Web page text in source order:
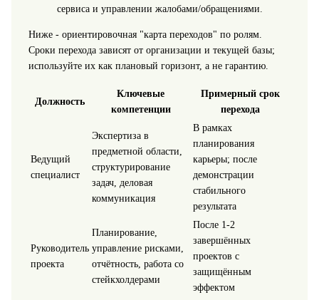
сервиса и управлении жалобами/обращениями.
Ниже - ориентировочная "карта переходов" по ролям.
Сроки перехода зависят от организации и текущей базы;
используйте их как плановый горизонт, а не гарантию.
Должность
Ключевые
компетенции
Примерный срок
перехода
Ведущий
специалист
Экспертиза в
предметной области,
структурирование
задач, деловая
коммуникация
В рамках
планирования
карьеры; после
демонстрации
стабильного
результата
Руководитель
проекта
Планирование,
управление рисками,
отчётность, работа со
стейкхолдерами
После 1-2
завершённых
проектов с
защищённым
эффектом